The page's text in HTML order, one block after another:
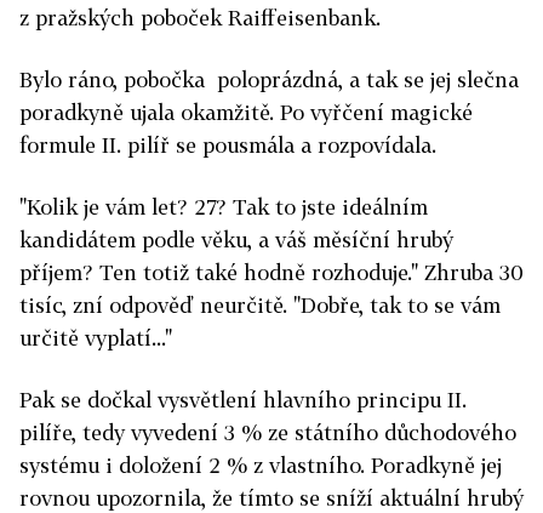
z pražských poboček Raiffeisenbank.
Bylo ráno, pobočka poloprázdná, a tak se jej slečna
poradkyně ujala okamžitě. Po vyřčení magické
formule II. pilíř se pousmála a rozpovídala.
"Kolik je vám let? 27? Tak to jste ideálním
kandidátem podle věku, a váš měsíční hrubý
příjem? Ten totiž také hodně rozhoduje." Zhruba 30
tisíc, zní odpověď neurčitě. "Dobře, tak to se vám
určitě vyplatí..."
Pak se dočkal vysvětlení hlavního principu II.
pilíře, tedy vyvedení 3 % ze státního důchodového
systému i doložení 2 % z vlastního. Poradkyně jej
rovnou upozornila, že tímto se sníží aktuální hrubý